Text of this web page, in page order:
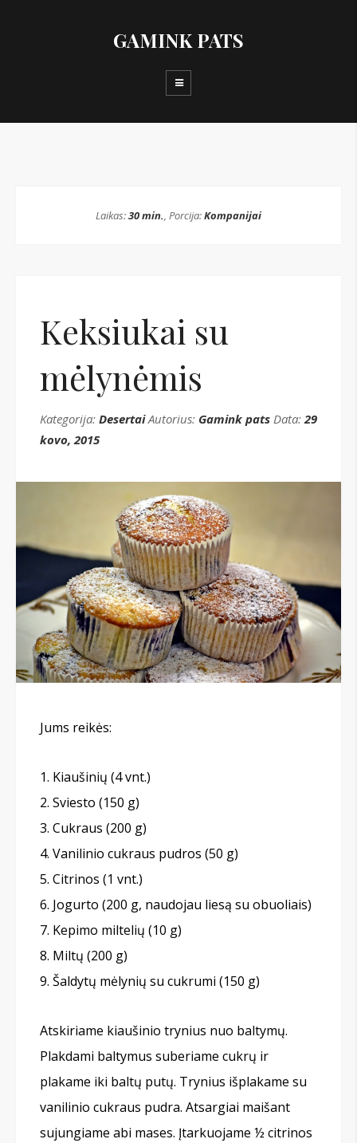
GAMINK PATS
Laikas:30 min., Porcija:Kompanijai
Keksiukai su
mėlynėmis
Kategorija: DesertaiAutorius: Gamink pats Data:29
kovo, 2015
Jums reikės:
Kiaušinių (4 vnt.)
Sviesto (150 g)
Cukraus (200 g)
Vanilinio cukraus pudros (50 g)
Citrinos (1 vnt.)
Jogurto (200 g, naudojau liesą su obuoliais)
Kepimo miltelių (10 g)
Miltų (200 g)
Šaldytų mėlynių su cukrumi (150 g)
Atskiriame kiaušinio trynius nuo baltymų.
Plakdami baltymus suberiame cukrų ir
plakame iki baltų putų. Trynius išplakame su
vanilinio cukraus pudra. Atsargiai maišant
sujungiame abi mases. Įtarkuojame ½ citrinos